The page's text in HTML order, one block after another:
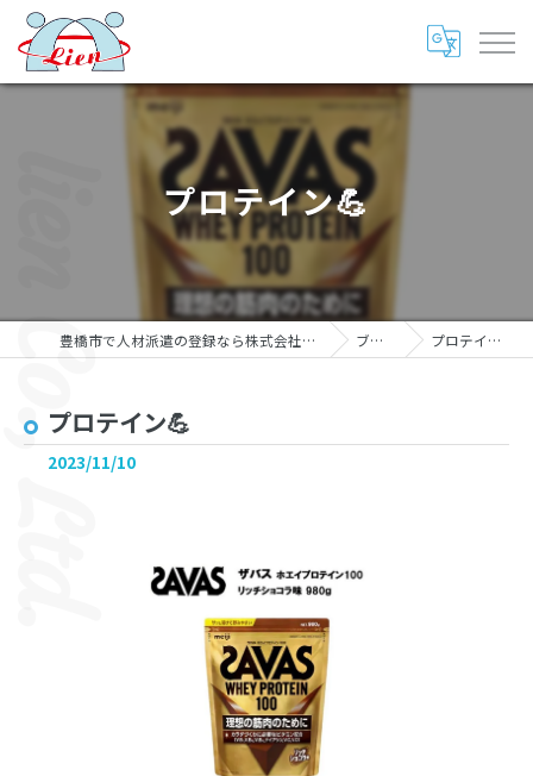
プロテイン💪
豊橋市で人材派遣の登録なら株式会社リアン ブログ プロテイン💪
プロテイン💪
2023/11/10